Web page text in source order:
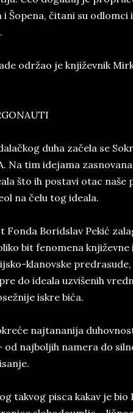
i Šopena, čitani su
održao je književnik
duha začela se
Na tim idejama
što ih postavi otac
na čelu tog ideala.
Fonda Boridslav Pekić
bit fenomena
klanovske
do ideala uzvišenih
iskre bića.
najtananija
od najboljih namera do
takvog pisca kakav je